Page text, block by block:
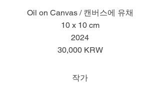
Oil on Canvas / 캔버스에 유채
10 x 10 cm
2024
30,000 KRW
작가